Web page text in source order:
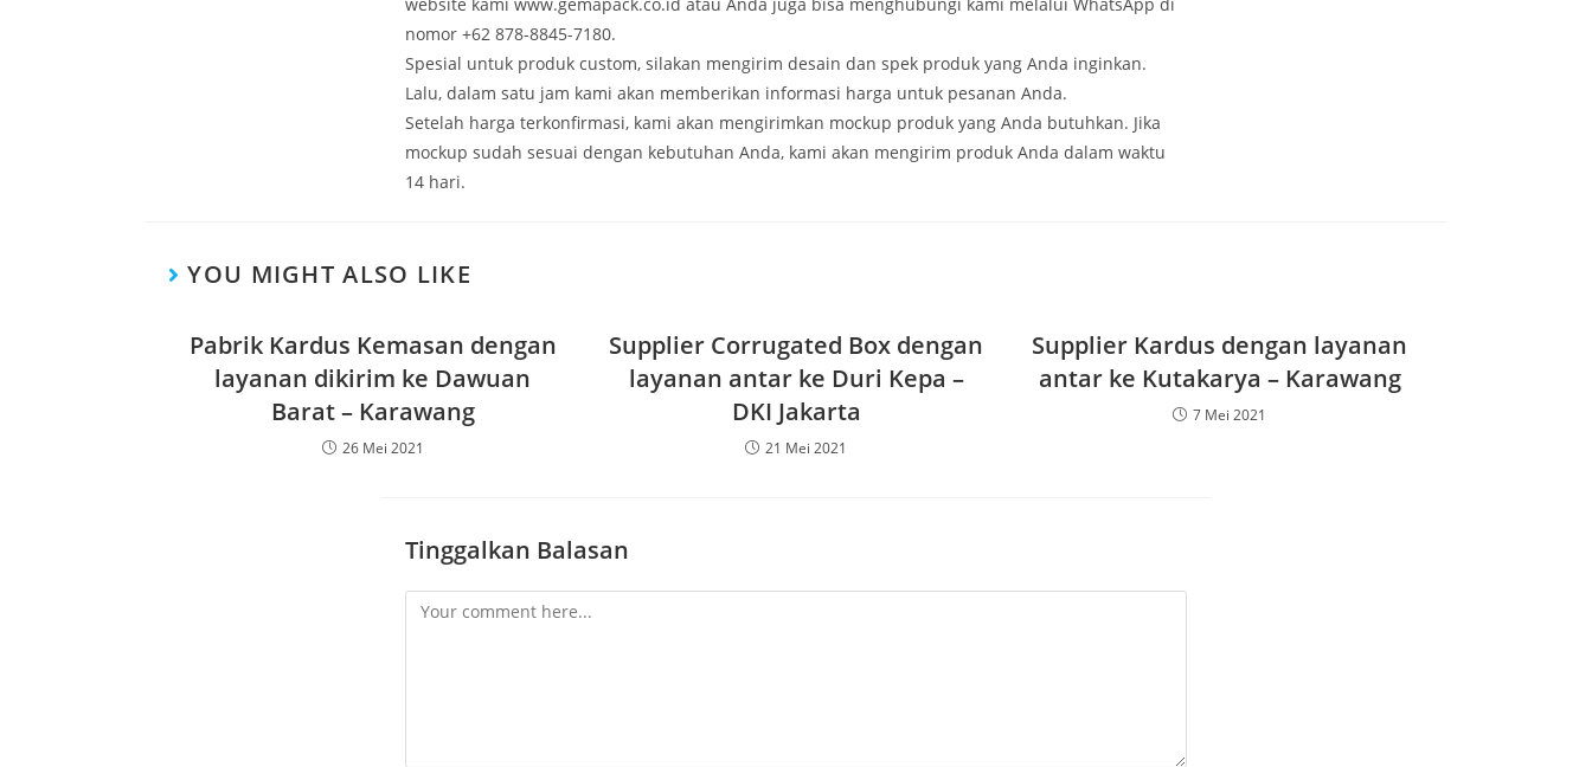
nomor +62 878-8845-7180.
Spesial untuk produk custom, silakan mengirim desain dan spek produk yang Anda inginkan.
Lalu, dalam satu jam kami akan memberikan informasi harga untuk pesanan Anda.
Setelah harga terkonfirmasi, kami akan mengirimkan mockup produk yang Anda butuhkan. Jika
mockup sudah sesuai dengan kebutuhan Anda, kami akan mengirim produk Anda dalam waktu
14 hari.
YOU MIGHT ALSO LIKE
Pabrik Kardus Kemasan dengan
layanan dikirim ke Dawuan
Barat – Karawang
26 Mei 2021
Supplier Corrugated Box dengan
layanan antar ke Duri Kepa –
DKI Jakarta
21 Mei 2021
Supplier Kardus dengan layanan
antar ke Kutakarya – Karawang
7 Mei 2021
Tinggalkan Balasan